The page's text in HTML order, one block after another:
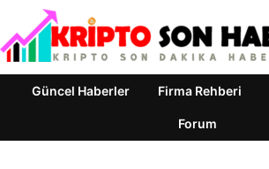
Güncel Haberler Firma Rehberi
Forum